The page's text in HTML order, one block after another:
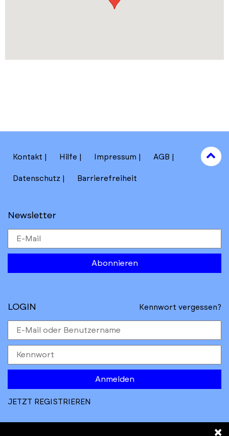
Kontakt Hilfe Impressum AGB
Datenschutz Barrierefreiheit
Newsletter
Abonnieren
to
top
LOGIN Kennwort vergessen?
Anmelden
JETZT REGISTRIEREN
×